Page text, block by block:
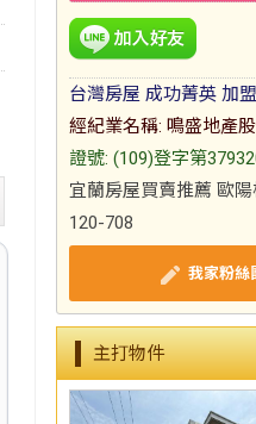
台灣房屋 成功菁英 加
經紀業名稱: 鳴盛地產
證號: (109)登字第
宜蘭房屋買賣推薦 歐
120-708
我家粉絲
主打物件